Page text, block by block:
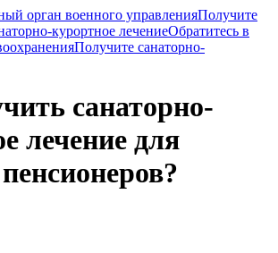
орган военного управленияПолучите
курортное лечениеОбратитесь в
Получите санаторно-
санаторно-
лечение для